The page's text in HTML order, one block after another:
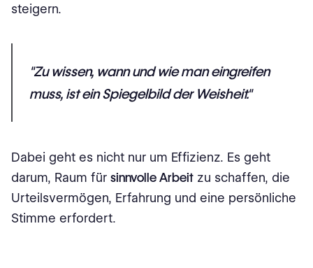
steigern.
"Zu wissen, wann und wie man eingreifen
muss, ist ein Spiegelbild der Weisheit."
Dabei geht es nicht nur um Effizienz. Es geht
darum, Raum für sinnvolle Arbeit zu schaffen, die
Urteilsvermögen, Erfahrung und eine persönliche
Stimme erfordert.